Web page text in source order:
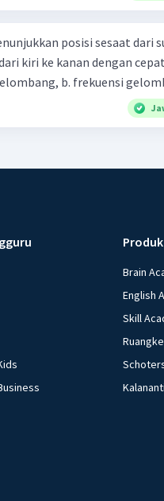
posisi sesaat dari
kiri ke kanan dengan
Tentukan: a. panjang gelombang, b.
Brain
English
Skill
Kalananti